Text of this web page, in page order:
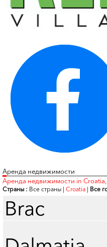
Аренда недвижимости
Аренда недвижимости in
Страны : Все страны | Croatia | Все
Brac